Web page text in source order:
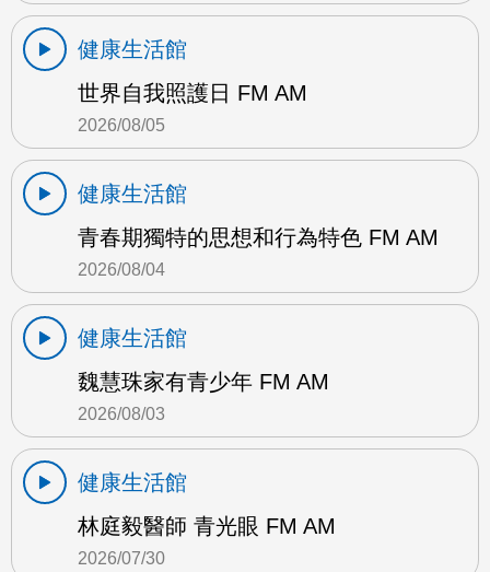
健康生活館
世界自我照護日 FM AM
2026/08/05
健康生活館
青春期獨特的思想和行為特色 FM AM
2026/08/04
健康生活館
魏慧珠家有青少年 FM AM
2026/08/03
健康生活館
林庭毅醫師 青光眼 FM AM
2026/07/30